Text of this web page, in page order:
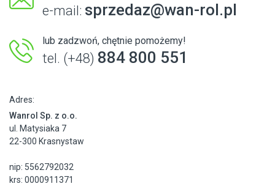
e-mail: sprzedaz@wan-rol.pl
lub zadzwoń, chętnie pomożemy!
tel. (+48) 884 800 551
Adres:
Wanrol Sp. z o.o.
ul. Matysiaka 7
22-300 Krasnystaw
nip: 5562792032
krs: 0000911371